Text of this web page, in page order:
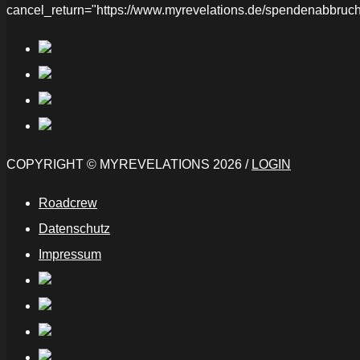
cancel_return="https://www.myrevelations.de/
COPYRIGHT © MYREVELATIONS 2026 / LOGIN
Roadcrew
Datenschutz
Impressum